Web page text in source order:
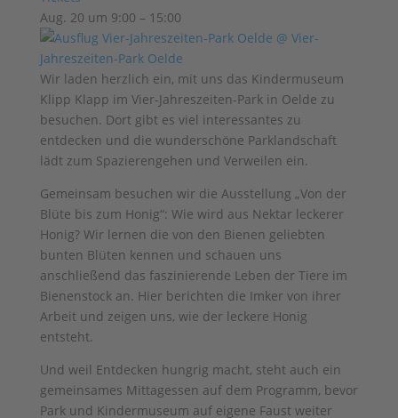
Aug. 20 um 9:00 – 15:00
Wir laden herzlich ein, mit uns das Kindermuseum
Klipp Klapp im Vier-Jahreszeiten-Park in Oelde zu
besuchen. Dort gibt es viel interessantes zu
entdecken und die wunderschöne Parklandschaft
lädt zum Spazierengehen und Verweilen ein.
Gemeinsam besuchen wir die Ausstellung „Von der
Blüte bis zum Honig“: Wie wird aus Nektar leckerer
Honig? Wir lernen die von den Bienen geliebten
bunten Blüten kennen und schauen uns
anschließend das faszinierende Leben der Tiere im
Bienenstock an. Hier berichten die Imker von ihrer
Arbeit und zeigen uns, wie der leckere Honig
entsteht.
Und weil Entdecken hungrig macht, steht auch ein
gemeinsames Mittagessen auf dem Programm, bevor
Park und Kindermuseum auf eigene Faust weiter